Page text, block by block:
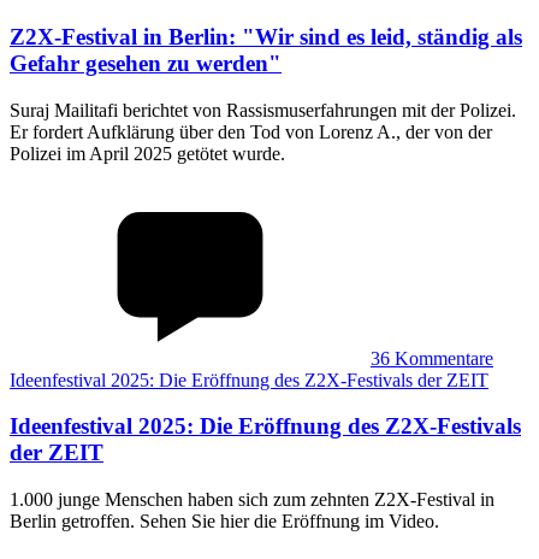
Z2X-Festival in Berlin: "Wir sind es leid, ständig als
Gefahr gesehen zu werden"
Suraj Mailitafi berichtet von Rassismuserfahrungen mit der Polizei.
Er fordert Aufklärung über den Tod von Lorenz A., der von der
Polizei im April 2025 getötet wurde.
36 Kommentare
Ideenfestival 2025: Die Eröffnung des Z2X-Festivals der ZEIT
Ideenfestival 2025: Die Eröffnung des Z2X-Festivals
der ZEIT
1.000 junge Menschen haben sich zum zehnten Z2X-Festival in
Berlin getroffen. Sehen Sie hier die Eröffnung im Video.